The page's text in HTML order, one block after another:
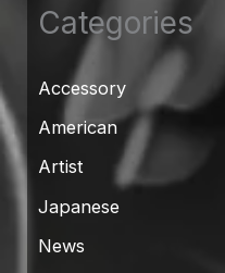
Categories
Accessory
American
Artist
Japanese
News